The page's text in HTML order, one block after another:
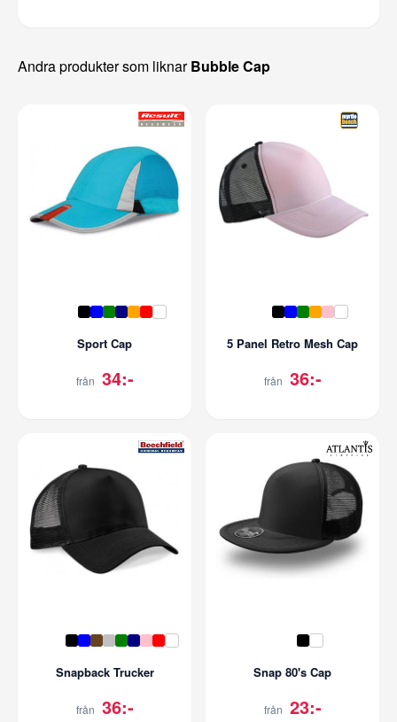
Andra produkter som liknarBubble Cap
Sport Cap
från 34:-
5 Panel Retro Mesh Cap
från 36:-
Snapback Trucker
från 36:-
Snap 80's Cap
från 23:-